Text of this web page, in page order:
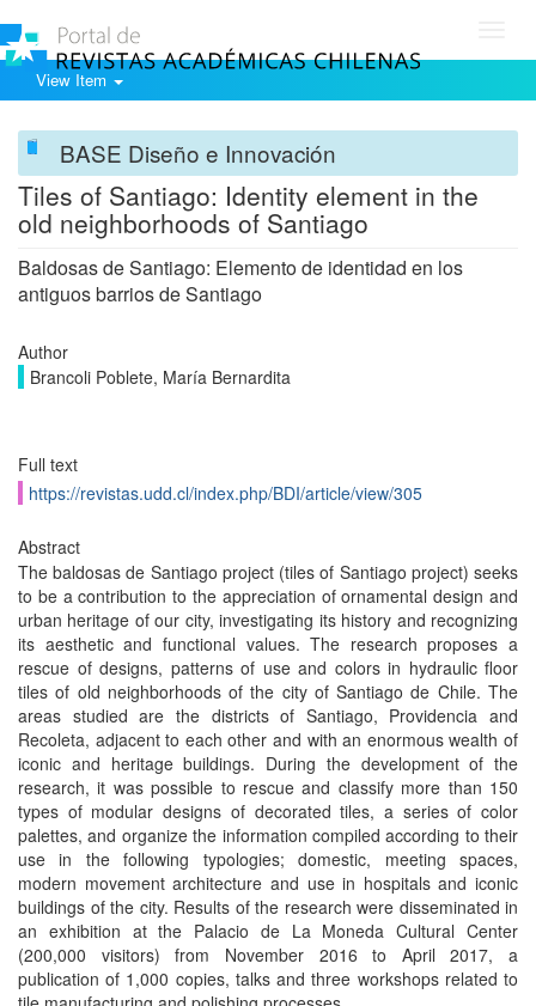
View Item
BASE Diseño e Innovación
Tiles of Santiago: Identity element in the
old neighborhoods of Santiago
Baldosas de Santiago: Elemento de identidad en los
antiguos barrios de Santiago
Author
Brancoli Poblete, María Bernardita
Full text
https://revistas.udd.cl/index.php/BDI/article/view/305
Abstract
The baldosas de Santiago project (tiles of Santiago project) seeks
to be a contribution to the appreciation of ornamental design and
urban heritage of our city, investigating its history and recognizing
its aesthetic and functional values. The research proposes a
rescue of designs, patterns of use and colors in hydraulic floor
tiles of old neighborhoods of the city of Santiago de Chile. The
areas studied are the districts of Santiago, Providencia and
Recoleta, adjacent to each other and with an enormous wealth of
iconic and heritage buildings. During the development of the
research, it was possible to rescue and classify more than 150
types of modular designs of decorated tiles, a series of color
palettes, and organize the information compiled according to their
use in the following typologies; domestic, meeting spaces,
modern movement architecture and use in hospitals and iconic
buildings of the city. Results of the research were disseminated in
an exhibition at the Palacio de La Moneda Cultural Center
(200,000 visitors) from November 2016 to April 2017, a
publication of 1,000 copies, talks and three workshops related to